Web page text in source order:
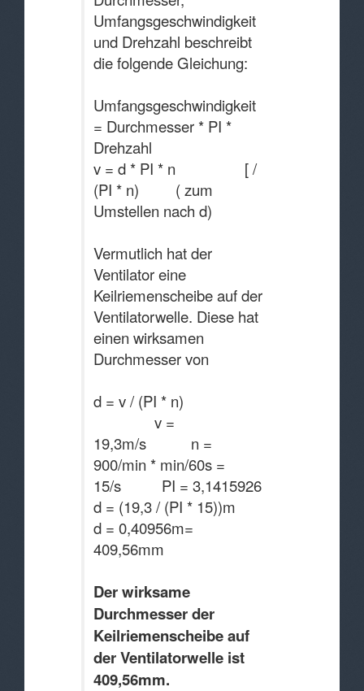
Umfangsgeschwindigkeit
und Drehzahl beschreibt
die folgende Gleichung:
Umfangsgeschwindigkeit
= Durchmesser * PI *
Drehzahl
v = d * PI * n [ /
(PI * n) ( zum
Umstellen nach d)
Vermutlich hat der
Ventilator eine
Keilriemenscheibe auf der
Ventilatorwelle. Diese hat
einen wirksamen
Durchmesser von
d = v / (PI * n)
v =
19,3m/s n =
900/min * min/60s =
15/s PI = 3,1415926
d = (19,3 / (PI * 15))m
d = 0,40956m=
409,56mm
Der wirksame
Durchmesser der
Keilriemenscheibe auf
der Ventilatorwelle ist
409,56mm.